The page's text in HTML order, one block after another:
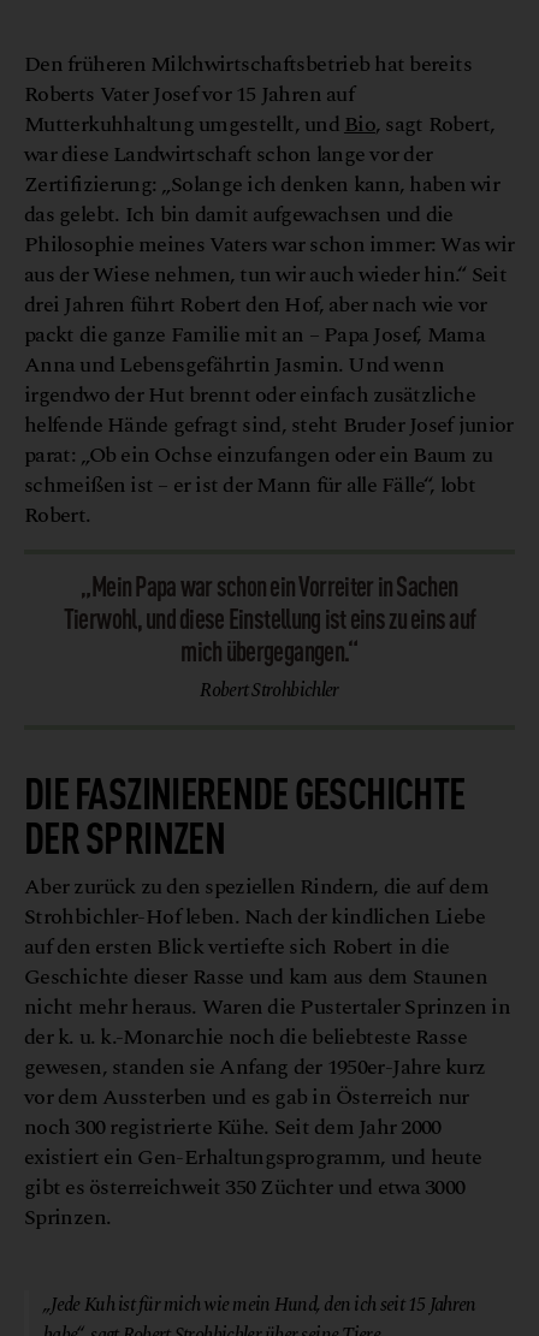
S
r
Den früheren Milchwirtschaftsbetrieb hat bereits
Roberts Vater Josef vor 15 Jahren auf
Mutterkuhhaltung umgestellt, undBio, sagt Robert,
war diese Landwirtschaft schon lange vor der
Zertifizierung: „Solange ich denken kann, haben wir
das gelebt. Ich bin damit aufgewachsen und die
Philosophie meines Vaters war schon immer: Was wir
aus der Wiese nehmen, tun wir auch wieder hin.“ Seit
drei Jahren führt Robert den Hof, aber nach wie vor
packt die ganze Familie mit an – Papa Josef, Mama
Anna und Lebensgefährtin Jasmin. Und wenn
irgendwo der Hut brennt oder einfach zusätzliche
helfende Hände gefragt sind, steht Bruder Josef junior
parat: „Ob ein Ochse einzufangen oder ein Baum zu
schmeißen ist – er ist der Mann für alle Fälle“, lobt
Robert.
„Mein Papa war schon ein Vorreiter in Sachen
Tierwohl, und diese Einstellung ist eins zu eins auf
mich übergegangen.“
Robert Strohbichler
DIE FASZINIERENDE GESCHICHTE
DER SPRINZEN
Aber zurück zu den speziellen Rindern, die auf dem
Strohbichler-Hof leben. Nach der kindlichen Liebe
auf den ersten Blick vertiefte sich Robert in die
Geschichte dieser Rasse und kam aus dem Staunen
nicht mehr heraus. Waren die Pustertaler Sprinzen in
der k. u. k.-Monarchie noch die beliebteste Rasse
gewesen, standen sie Anfang der 1950er-Jahre kurz
vor dem Aussterben und es gab in Österreich nur
noch 300 registrierte Kühe. Seit dem Jahr 2000
existiert ein Gen-Erhaltungsprogramm, und heute
gibt es österreichweit 350 Züchter und etwa 3000
Sprinzen.
„Jede Kuh ist für mich wie mein Hund, den ich seit 15 Jahren